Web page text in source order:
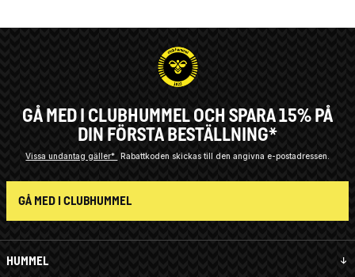
HUMMEL
GÅ MED I CLUBHUMMEL OCH SPARA 15% PÅ
DIN FÖRSTA BESTÄLLNING*
Vissa undantag gäller* Rabattkoden skickas till den angivna e-postadressen.
GÅ MED I CLUBHUMMEL